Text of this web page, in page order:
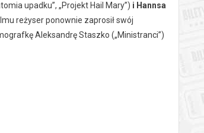
upadku”, „Projekt Hail Mary”) i Hannsa
reżyser ponownie zaprosił swój
Aleksandrę Staszko („Ministranci”)
wyruszają w trudną, pełną emocji
pod wpływem sowieckim. Po raz